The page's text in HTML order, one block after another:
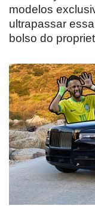
modelos
ultrapassar
bolso do